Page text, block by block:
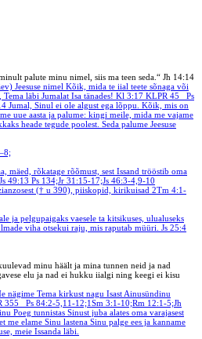
palute minu nimel, siis ma teen seda.“ Jh 14:14
Jeesuse nimel Kõik, mida te iial teete sõnaga või
Tema läbi Jumalat Isa tänades! Kl 3:17 KLPR 45
Ps
Jumal, Sinul ei ole algust ega lõppu. Kõik, mis on
uue aasta ja palume: kingi meile, mida me vajame
heade tegude poolest. Seda palume Jeesuse
mäed, rõkatage rõõmust, sest Issand trööstib oma
49:13 Ps 134;Jr 31:15-17;Js 46:3-4,9-10
(† u 390), piiskopid, kirikuisad 2Tm 4:1-
ja pelgupaigaks vaesele ta kitsikuses, ulualuseks
viha otsekui raju, mis raputab müüri. Js 25:4
minu häält ja mina tunnen neid ja nad
elu ja nad ei hukku iialgi ning keegi ei kisu
nägime Tema kirkust nagu Isast Ainusündinu
355
Ps 84:2-5,11-12;1Sm 3:1-10;Rm 12:1-5;Jh
Poeg tunnistas Sinust juba alates oma varajasest
elame Sinu lastena Sinu palge ees ja kanname
meie Issanda läbi.